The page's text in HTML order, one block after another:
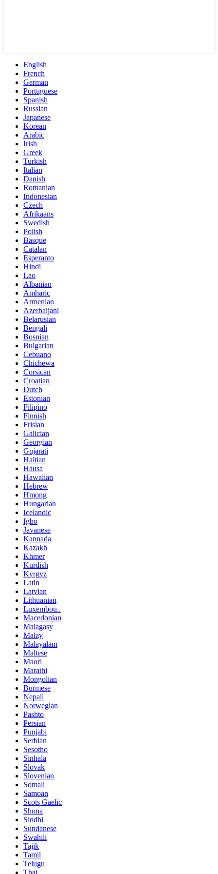
English
French
German
Portuguese
Spanish
Russian
Japanese
Korean
Arabic
Irish
Greek
Turkish
Italian
Danish
Romanian
Indonesian
Czech
Afrikaans
Swedish
Polish
Basque
Catalan
Esperanto
Hindi
Lao
Albanian
Amharic
Armenian
Azerbaijani
Belarusian
Bengali
Bosnian
Bulgarian
Cebuano
Chichewa
Corsican
Croatian
Dutch
Estonian
Filipino
Finnish
Frisian
Galician
Georgian
Gujarati
Haitian
Hausa
Hawaiian
Hebrew
Hmong
Hungarian
Icelandic
Igbo
Javanese
Kannada
Kazakh
Khmer
Kurdish
Kyrgyz
Latin
Latvian
Lithuanian
Luxembou..
Macedonian
Malagasy
Malay
Malayalam
Maltese
Maori
Marathi
Mongolian
Burmese
Nepali
Norwegian
Pashto
Persian
Punjabi
Serbian
Sesotho
Sinhala
Slovak
Slovenian
Somali
Samoan
Scots Gaelic
Shona
Sindhi
Sundanese
Swahili
Tajik
Tamil
Telugu